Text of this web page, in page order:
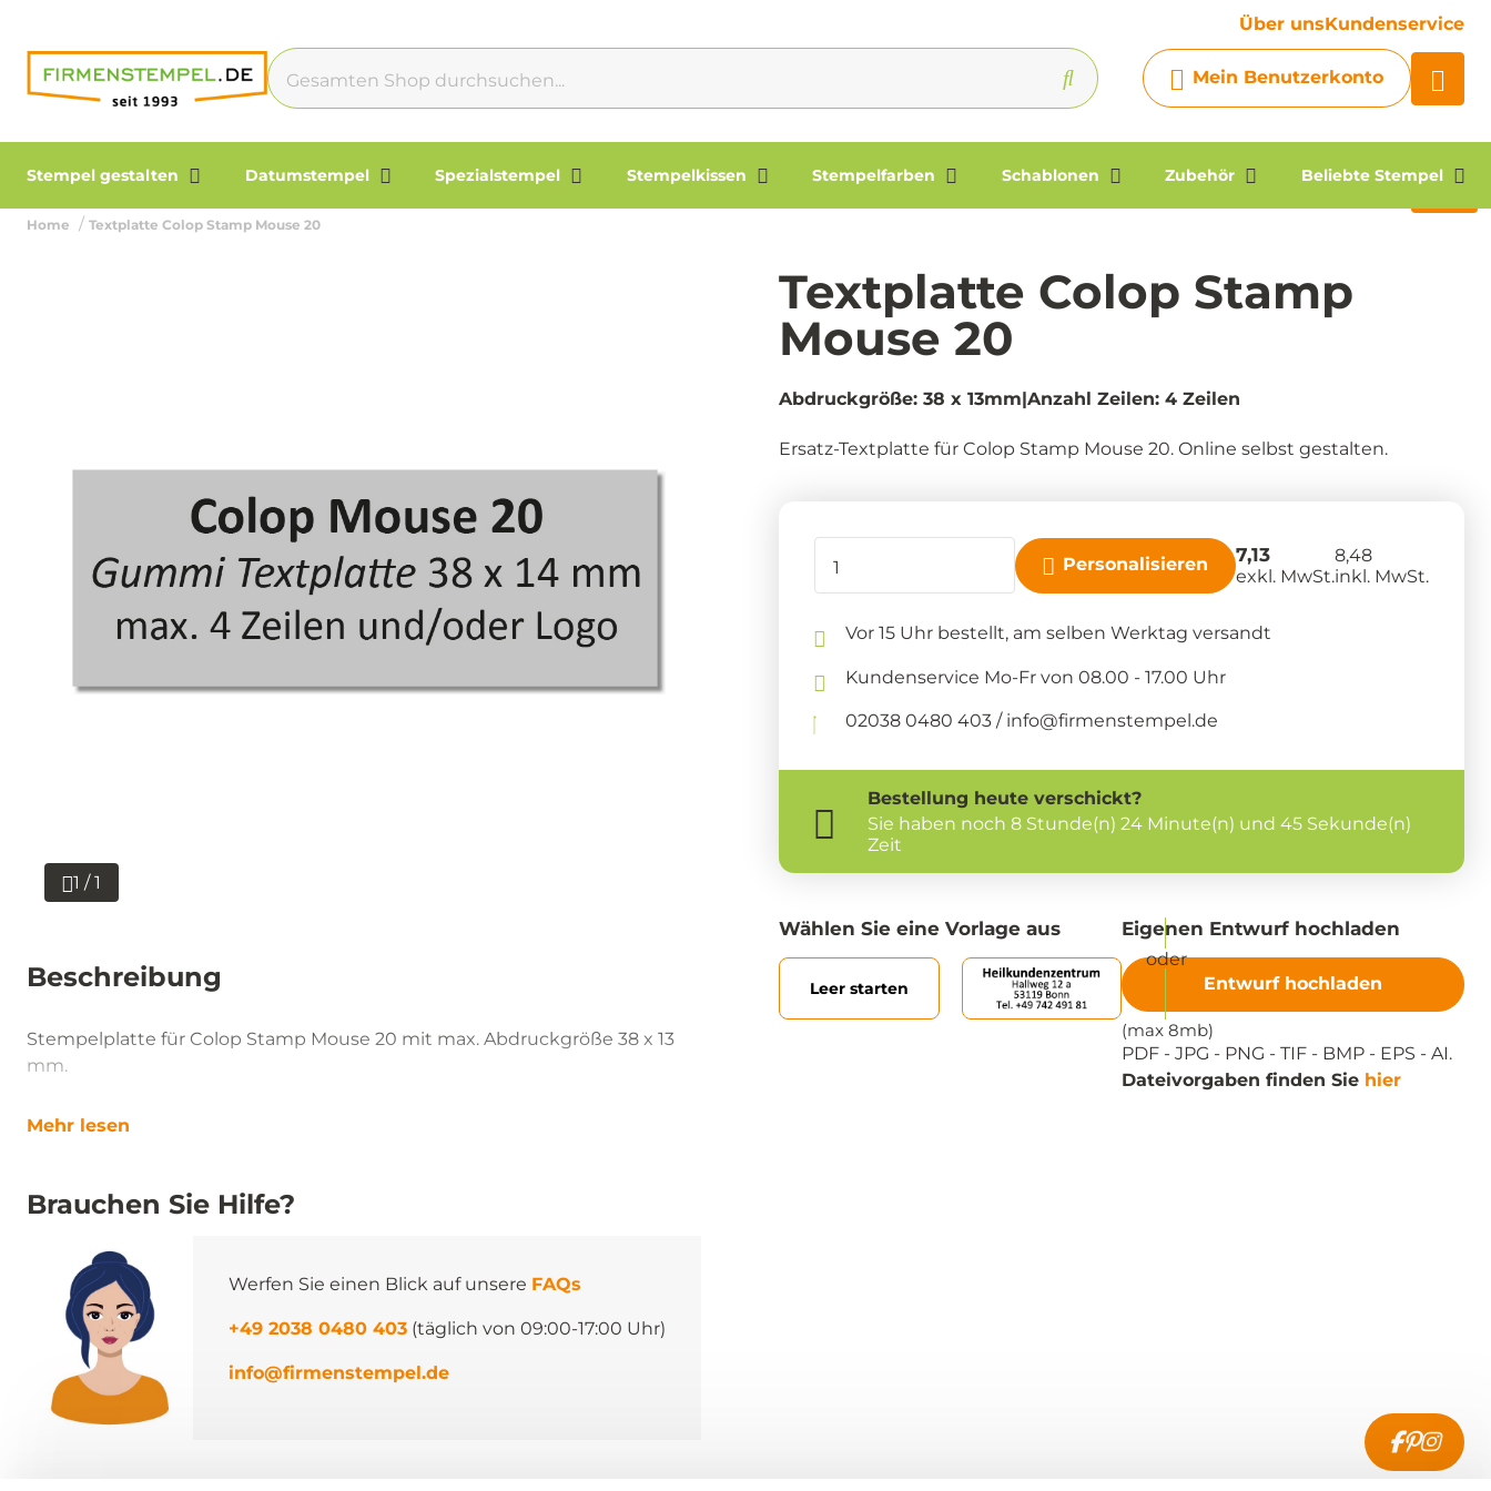
Über unsKundenservice
Mein Benutzerkonto
Stempel gestalten Datumstempel Spezialstempel Stempelkissen Stempelfarben Schablonen Zubehör Beliebte Stempel
Chatbot
Chatten Sie 24/7 mit unserem
hilfreichen Chatbot
Kontakt
Home Textplatte Colop Stamp Mouse 20
1 / 1
Beschreibung
Stempelplatte für Colop Stamp Mouse 20 mit max. Abdruckgröße 38 x 13
mm.
Mehr lesen
Brauchen Sie Hilfe?
Werfen Sie einen Blick auf unsere FAQs
+49 2038 0480 403 (täglich von 09:00-17:00 Uhr)
info@firmenstempel.de
Textplatte Colop Stamp
Mouse 20
Abdruckgröße: 38 x 13mm Anzahl Zeilen: 4 Zeilen
Ersatz-Textplatte für Colop Stamp Mouse 20. Online selbst gestalten.
Personalisieren 7,13
exkl. MwSt.
8,48
inkl. MwSt.
Vor 15 Uhr bestellt, am selben Werktag versandt
Kundenservice Mo-Fr von 08.00 - 17.00 Uhr
02038 0480 403 / info@firmenstempel.de
Bestellung heute verschickt?
Sie haben noch 8 Stunde(n) 24 Minute(n) und 44 Sekunde(n)
Zeit
Wählen Sie eine Vorlage aus
Leer starten
Eigenen Entwurf hochladen
Entwurf hochladen
(max 8mb)
PDF - JPG - PNG - TIF - BMP - EPS - AI.
Dateivorgaben finden Sie hier